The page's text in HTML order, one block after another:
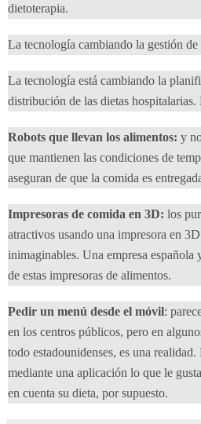
dietoterapia.
La tecnología cambiando la gestión de
La tecnología está cambiando la
distribución de las dietas hospitalarias.
Robots que llevan los alimentos: y
que mantienen las condiciones de
aseguran de que la comida es
Impresoras de comida en 3D: los
atractivos usando una impresora en
inimaginables. Una empresa
de estas impresoras de alimentos.
Pedir un menú desde el móvil:
en los centros públicos, pero en
todo estadounidenses, es una
mediante una aplicación lo que le
en cuenta su dieta, por supuesto.